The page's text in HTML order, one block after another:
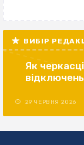
ВИБІР
Як
29 ЧЕРВНЯ 2026